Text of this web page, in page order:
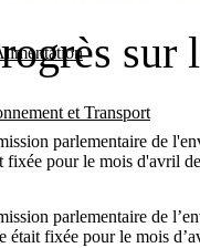
et Transport
parlementaire de
fixée pour le mois d'avril
parlementaire de
était fixée pour le mois